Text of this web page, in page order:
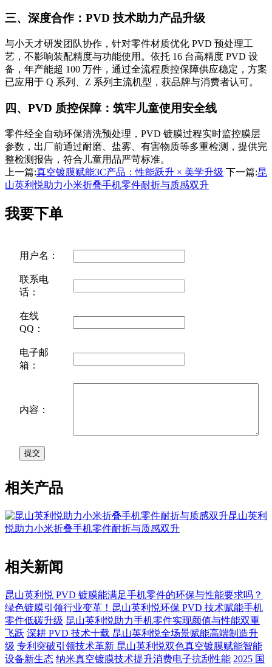
三、深度合作：PVD 技术助力产品升级
与小天才研发团队协作，针对零件材质优化 PVD 预处理工
艺，不影响装配精度与功能使用。依托 16 台高精度 PVD 设
备，年产能超 100 万件，通过全流程质控保障供应稳定，方案
已应用于 Q 系列、Z 系列主流机型，获品牌与消费者认可。
四、PVD 质控保障：筑牢儿童使用安全线
零件经全自动环保清洗预处理，PVD 镀膜过程实时监控膜层
参数，出厂前通过耐磨、盐雾、有害物质等多重检测，提供完
整检测报告，符合儿童用品严苛标准。
上一篇:真空镀膜赋能3C产品：性能跃升 × 美学升级 下一篇:昆
山英利悦助力小米折叠手机零件耐折与质感双升
我要下单
用户名：
联系电
话：
在线
QQ：
电子邮
箱：
内容：
相关产品
昆山英利
悦助力小米折叠手机零件耐折与质感双升
相关新闻
昆山英利悦 PVD 镀膜能满足手机零件的环保与性能要求吗？
绿色镀膜引领行业变革！昆山英利悦环保 PVD 技术赋能手机
零件低碳升级 昆山英利悦助力手机零件实现颜值与性能双重
飞跃 深耕 PVD 技术十载 昆山英利悦全场景赋能高端制造升
级 专利突破引领技术革新 昆山英利悦双色真空镀膜赋能智能
设备新生态 纳米真空镀膜技术提升消费电子抗刮性能 2025 国